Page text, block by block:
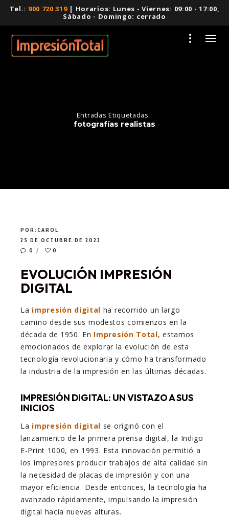
Tel.: 900 720 319| Horarios: Lunes - Viernes: 09:00 - 17:00,
Sábado - Domingo: cerrado
Entradas Etiquetadas :
fotografías realistas
POR:CAROL
25 DE OCTUBRE DE 2023
0
0
EVOLUCIÓN IMPRESIÓN
DIGITAL
La impresión digital ha recorrido un largo
camino desde sus modestos comienzos en la
década de 1950. En Impresión Total, estamos
emocionados de explorar la evolución de esta
tecnología revolucionaria y cómo ha transformado
la industria de la impresión en las últimas décadas.
IMPRESIÓN DIGITAL: UN VISTAZO A SUS
INICIOS
La impresión digital se originó con el
lanzamiento de la primera prensa digital, la Indigo
E-Print 1000, en 1993. Esta innovación permitió a
los impresores producir trabajos de alta calidad sin
la necesidad de placas de impresión y con una
mayor eficiencia. Desde entonces, la tecnología ha
avanzado rápidamente, impulsando la impresión
digital hacia nuevas alturas.